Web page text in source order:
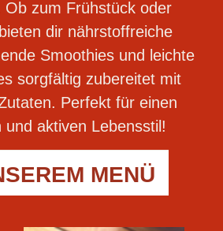
Ob zum Frühstück oder
dir nährstoffreiche
Smoothies und leichte
sorgfältig zubereitet mit
Perfekt für einen
und aktiven Lebensstil!
MENÜ